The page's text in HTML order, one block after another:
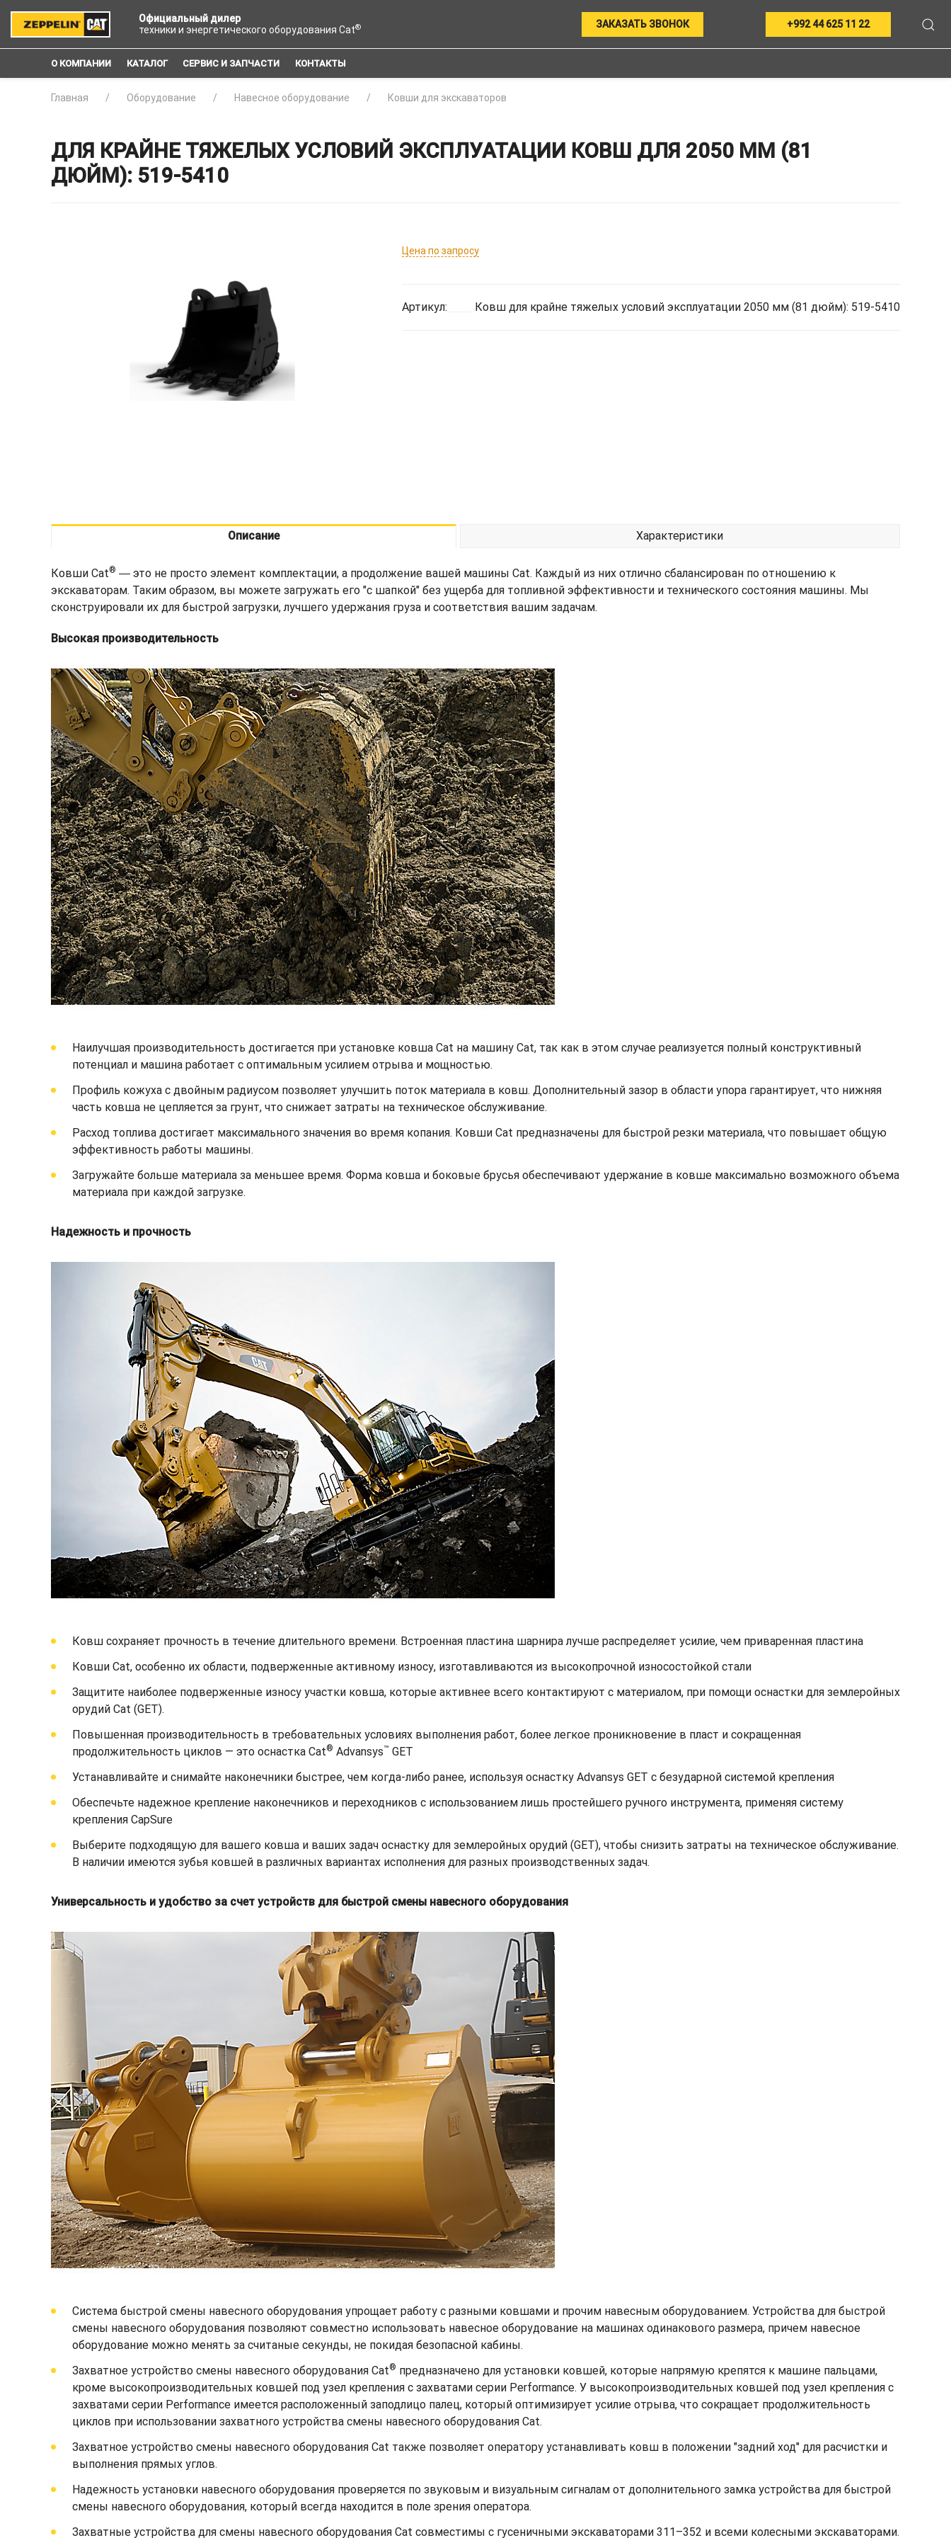
Официальный дилер
техники и энергетического оборудования Cat® ЗАКАЗАТЬ ЗВОНОК +992 44 625 11 22
О КОМПАНИИ КАТАЛОГ СЕРВИС И ЗАПЧАСТИ КОНТАКТЫ
Главная Оборудование Навесное оборудование Ковши для экскаваторов
ДЛЯ КРАЙНЕ ТЯЖЕЛЫХ УСЛОВИЙ ЭКСПЛУАТАЦИИ КОВШ ДЛЯ 2050 ММ (81
ДЮЙМ): 519-5410
Цена по запросу
Артикул: Ковш для крайне тяжелых условий эксплуатации 2050 мм (81 дюйм): 519-5410
Описание Характеристики
Ковши Cat® ― это не просто элемент комплектации, а продолжение вашей машины Cat. Каждый из них отлично сбалансирован по отношению к
экскаваторам. Таким образом, вы можете загружать его "с шапкой" без ущерба для топливной эффективности и технического состояния машины. Мы
сконструировали их для быстрой загрузки, лучшего удержания груза и соответствия вашим задачам.
Высокая производительность
Наилучшая производительность достигается при установке ковша Cat на машину Cat, так как в этом случае реализуется полный конструктивный
потенциал и машина работает с оптимальным усилием отрыва и мощностью.
Профиль кожуха с двойным радиусом позволяет улучшить поток материала в ковш. Дополнительный зазор в области упора гарантирует, что нижняя
часть ковша не цепляется за грунт, что снижает затраты на техническое обслуживание.
Расход топлива достигает максимального значения во время копания. Ковши Cat предназначены для быстрой резки материала, что повышает общую
эффективность работы машины.
Загружайте больше материала за меньшее время. Форма ковша и боковые брусья обеспечивают удержание в ковше максимально возможного объема
материала при каждой загрузке.
Надежность и прочность
Ковш сохраняет прочность в течение длительного времени. Встроенная пластина шарнира лучше распределяет усилие, чем приваренная пластина
Ковши Cat, особенно их области, подверженные активному износу, изготавливаются из высокопрочной износостойкой стали
Защитите наиболее подверженные износу участки ковша, которые активнее всего контактируют с материалом, при помощи оснастки для землеройных
орудий Cat (GET).
Повышенная производительность в требовательных условиях выполнения работ, более легкое проникновение в пласт и сокращенная
продолжительность циклов — это оснастка Cat® Advansys™ GET
Устанавливайте и снимайте наконечники быстрее, чем когда-либо ранее, используя оснастку Advansys GET с безударной системой крепления
Обеспечьте надежное крепление наконечников и переходников с использованием лишь простейшего ручного инструмента, применяя систему
крепления CapSure
Выберите подходящую для вашего ковша и ваших задач оснастку для землеройных орудий (GET), чтобы снизить затраты на техническое обслуживание.
В наличии имеются зубья ковшей в различных вариантах исполнения для разных производственных задач.
Универсальность и удобство за счет устройств для быстрой смены навесного оборудования
Система быстрой смены навесного оборудования упрощает работу с разными ковшами и прочим навесным оборудованием. Устройства для быстрой
смены навесного оборудования позволяют совместно использовать навесное оборудование на машинах одинакового размера, причем навесное
оборудование можно менять за считаные секунды, не покидая безопасной кабины.
Захватное устройство смены навесного оборудования Cat® предназначено для установки ковшей, которые напрямую крепятся к машине пальцами,
кроме высокопроизводительных ковшей под узел крепления с захватами серии Performance. У высокопроизводительных ковшей под узел крепления с
захватами серии Performance имеется расположенный заподлицо палец, который оптимизирует усилие отрыва, что сокращает продолжительность
циклов при использовании захватного устройства смены навесного оборудования Cat.
Захватное устройство смены навесного оборудования Cat также позволяет оператору устанавливать ковш в положении "задний ход" для расчистки и
выполнения прямых углов.
Надежность установки навесного оборудования проверяется по звуковым и визуальным сигналам от дополнительного замка устройства для быстрой
смены навесного оборудования, который всегда находится в поле зрения оператора.
Захватные устройства для смены навесного оборудования Cat совместимы с гусеничными экскаваторами 311–352 и всеми колесными экскаваторами.